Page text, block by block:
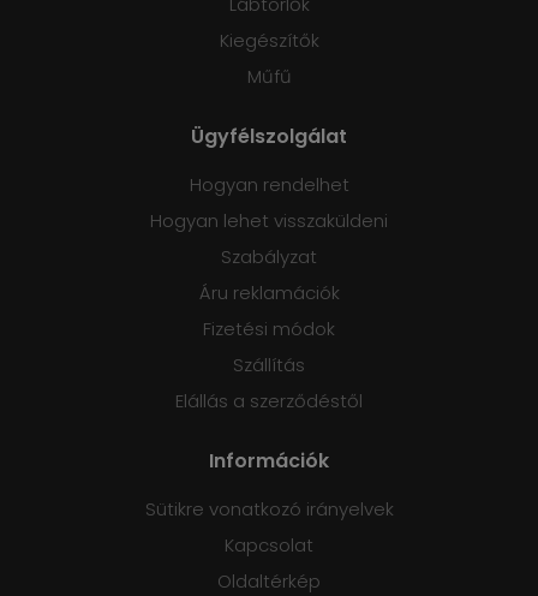
Kiegészítők
Műfű
Ügyfélszolgálat
Hogyan rendelhet
Hogyan lehet visszaküldeni
Szabályzat
Áru reklamációk
Fizetési módok
Szállítás
Elállás a szerződéstől
Információk
Sütikre vonatkozó irányelvek
Kapcsolat
Oldaltérkép